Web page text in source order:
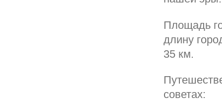
Площадь
длину
35 км.
советах: